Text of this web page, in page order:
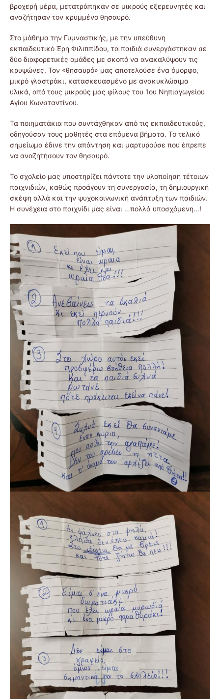
βροχερή μέρα, μετατράπηκαν σε μικρούς εξερευνητές και
αναζήτησαν τον κρυμμένο θησαυρό.
Στο μάθημα την Γυμναστικής, με την υπεύθυνη
εκπαιδευτικό Έρη Φιλιππίδου, τα παιδιά συνεργάστηκαν σε
δύο διαφορετικές ομάδες με σκοπό να ανακαλύψουν τις
κρυψώνες. Τον «θησαυρό» μας αποτελούσε ένα όμορφο,
μικρό γλαστράκι, κατασκευασμένο με ανακυκλώσιμα
υλικά, από τους μικρούς μας φίλους του 1ου Νηπιαγωγείου
Αγίου Κωνσταντίνου.
Τα ποιηματάκια που συντάχθηκαν από τις εκπαιδευτικούς,
οδηγούσαν τους μαθητές στα επόμενα βήματα. Το τελικό
σημείωμα έδινε την απάντηση και μαρτυρούσε που έπρεπε
να αναζητήσουν τον θησαυρό.
Το σχολείο μας υποστηρίζει πάντοτε την υλοποίηση τέτοιων
παιχνιδιών, καθώς προάγουν τη συνεργασία, τη δημιουργική
σκέψη αλλά και την ψυχοκοινωνική ανάπτυξη των παιδιών.
Η συνέχεια στο παιχνίδι μας είναι …πολλά υποσχόμενη…!